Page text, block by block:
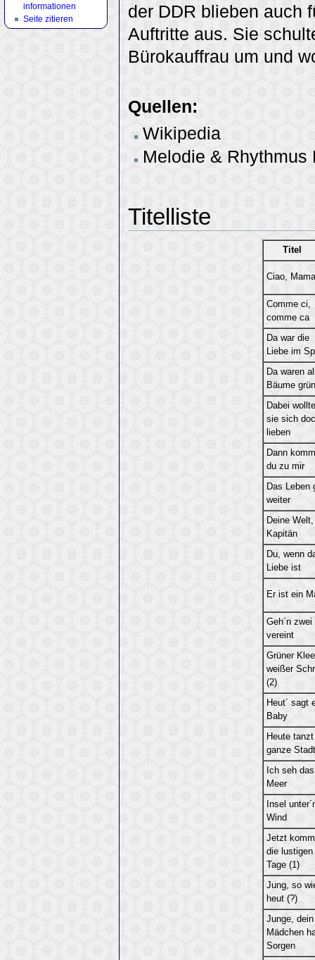
der DDR blieben auch
Auftritte aus. Sie
Bürokauffrau um und
Quellen:
Wikipedia
Melodie & Rhythmus
Titelliste
Titel
Ciao, Mama
Comme ci,
comme ca
Da war die
Liebe im
Da waren
Bäume grün
Dabei
sie sich
lieben
Dann
du zu mir
Das Leben
weiter
Deine Welt,
Kapitän
Du, wenn
Liebe ist
Er ist ein
Geh´n zwei
vereint
Grüner
weißer
(2)
Heut´ sagt
Baby
Heute
ganze
Ich seh das
Meer
Insel
Wind
Jetzt
die lustigen
Tage (1)
Jung, so
heut (?)
Junge, dein
Mädchen
Sorgen
informationen
Seite zitieren